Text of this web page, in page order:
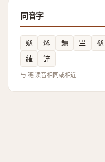
同音字
嬘 煫 鏸 亗 禭
繀
誶
与 穗 读音相同或相近